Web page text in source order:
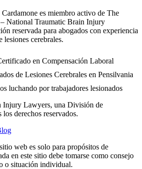
es miembro activo de The
National Traumatic Brain Injury
reservada para abogados con experiencia
lesiones cerebrales.
en Compensación Laboral
de Lesiones Cerebrales en Pensilvania
luchando por trabajadores lesionados
Injury Lawyers, una División de
derechos reservados.
web es solo para propósitos de
en este sitio debe tomarse como consejo
o situación individual.